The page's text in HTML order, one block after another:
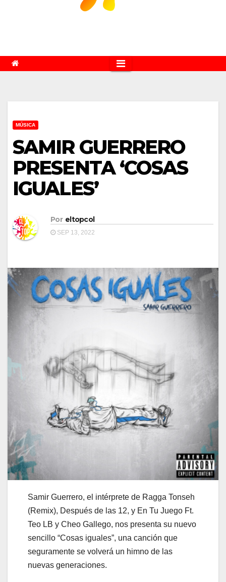
MÚSICA
SAMIR GUERRERO
PRESENTA ‘COSAS
IGUALES’
Por eltopcol
SEP 13, 2022
Samir Guerrero, el intérprete de Ragga Tonseh
(Remix), Después de las 12, y En Tu Juego Ft.
Teo LB y Cheo Gallego, nos presenta su nuevo
sencillo “Cosas iguales”, una canción que
seguramente se volverá un himno de las
nuevas generaciones.